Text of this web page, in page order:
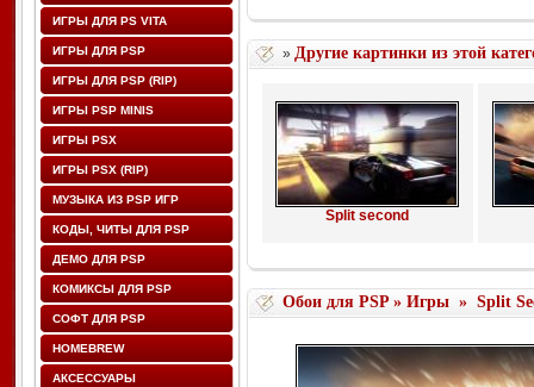
ИГРЫ ДЛЯ PS VITA
ИГРЫ ДЛЯ PSP
ИГРЫ ДЛЯ PSP (RIP)
ИГРЫ PSP MINIS
ИГРЫ PSX
ИГРЫ PSX (RIP)
МУЗЫКА ИЗ PSP ИГР
КОДЫ, ЧИТЫ ДЛЯ PSP
ДЕМО ДЛЯ PSP
КОМИКСЫ ДЛЯ PSP
СОФТ ДЛЯ PSP
HOMEBREW
АКСЕССУАРЫ
» Другие картинки из этой
Split second
Обои для PSP» Игры» Split